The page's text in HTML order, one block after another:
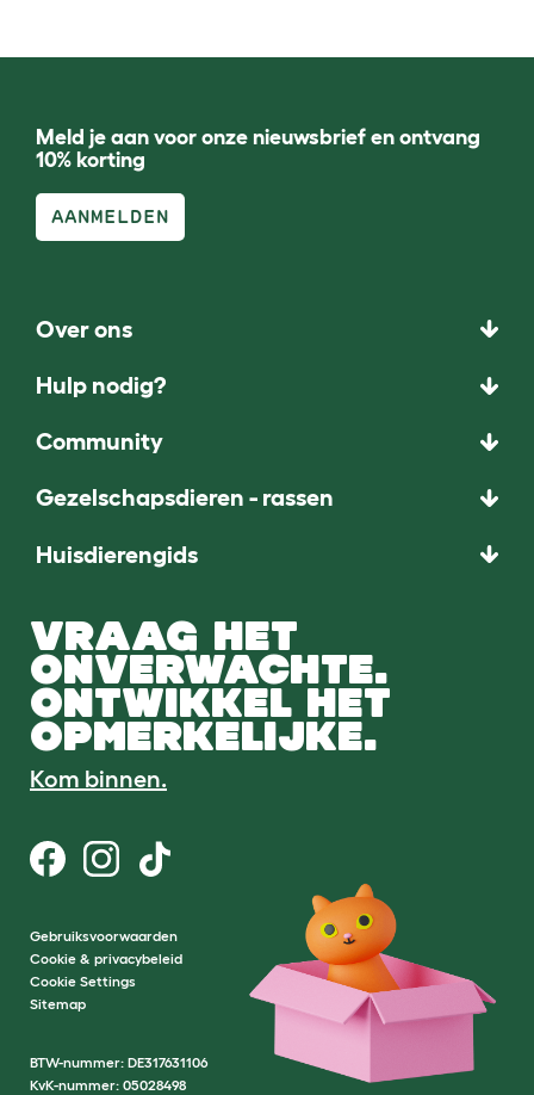
Meld je aan voor onze nieuwsbrief en ontvang
10% korting
AANMELDEN
Over ons
Hulp nodig?
Community
Gezelschapsdieren - rassen
Huisdierengids
VRAAG HET
ONVERWACHTE.
ONTWIKKEL HET
OPMERKELIJKE.
Kom binnen.
Gebruiksvoorwaarden
Cookie & privacybeleid
Cookie Settings
Sitemap
BTW-nummer: DE317631106
KvK-nummer: 05028498